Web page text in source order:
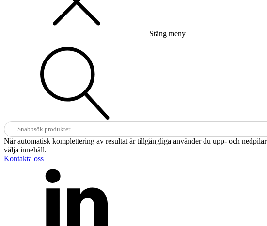
Stäng meny
Sök
efter:
När automatisk komplettering av resultat är tillgängliga använder du upp- och
välja innehåll.
Kontakta oss